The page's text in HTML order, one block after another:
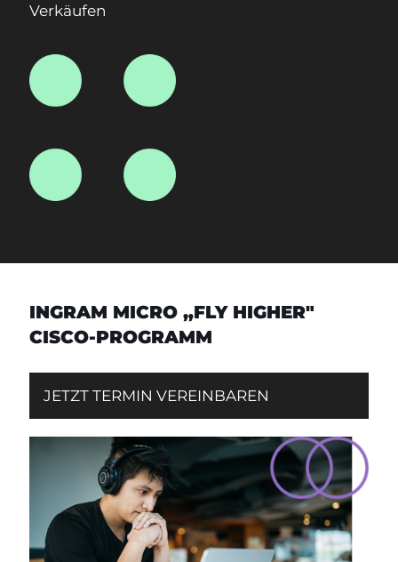
Verkäufen
INGRAM MICRO „FLY HIGHER"
CISCO‑PROGRAMM
JETZT TERMIN VEREINBAREN